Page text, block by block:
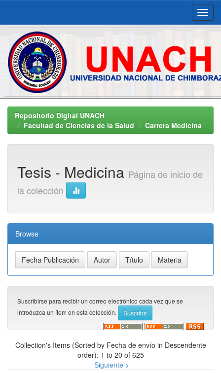
Skip
navigationRepositorio Digital UNACH
Facultad de Ciencias de la Salud
Carrera Medicina
Tesis - Medicina Página de inicio de
la colección
Browse
Suscribirse para recibir un correo electrónico cada vez que se
introduzca un ítem en esta colección.
Collection's Items (Sorted by Fecha de envío in Descendente
order): 1 to 20 of 625
Siguiente >